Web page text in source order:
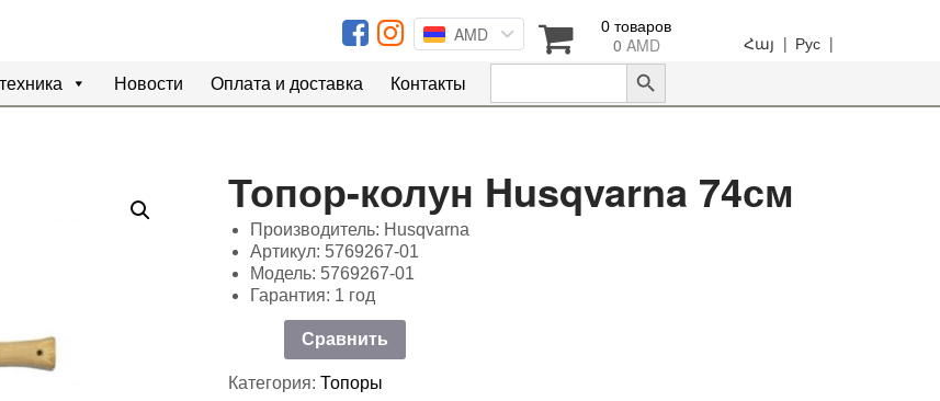
AMD 0 товаров
0 AMD Рус |
Հայ |
Search
Search Button
Новости Оплата и доставка Контакты
Топор-колун Husqvarna 74см
Производитель: Husqvarna
Артикул: 5769267-01
Модель: 5769267-01
Гарантия: 1 год
Сравнить
Категория:Топоры